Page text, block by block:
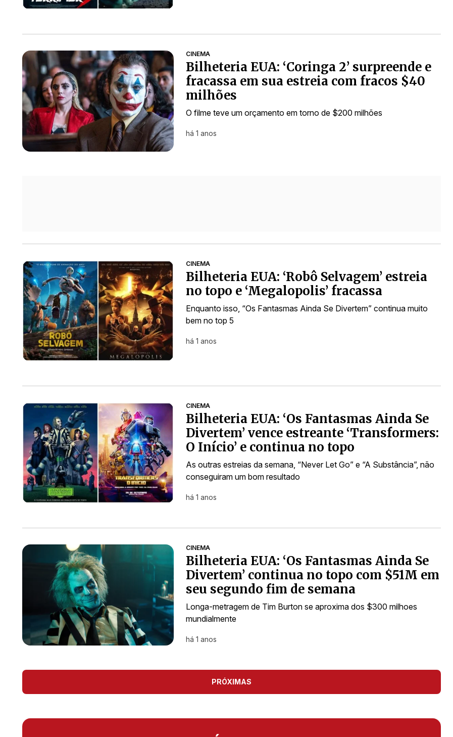
CINEMA
Bilheteria EUA: ‘Coringa 2’ surpreende e
fracassa em sua estreia com fracos $40
milhões
O filme teve um orçamento em torno de $200 milhões
há 1 anos
CINEMA
Bilheteria EUA: ‘Robô Selvagem’ estreia
no topo e ‘Megalopolis’ fracassa
Enquanto isso, “Os Fantasmas Ainda Se Divertem” continua muito
bem no top 5
há 1 anos
CINEMA
Bilheteria EUA: ‘Os Fantasmas Ainda Se
Divertem’ vence estreante ‘Transformers:
O Início’ e continua no topo
As outras estreias da semana, “Never Let Go” e “A Substância”, não
conseguiram um bom resultado
há 1 anos
CINEMA
Bilheteria EUA: ‘Os Fantasmas Ainda Se
Divertem’ continua no topo com $51M em
seu segundo fim de semana
Longa-metragem de Tim Burton se aproxima dos $300 milhoes
mundialmente
há 1 anos
PRÓXIMAS